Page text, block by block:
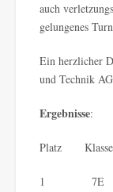
auch
gelungenes
Ein herzlicher
und Technik
Ergebnisse:
Platz
1 7E